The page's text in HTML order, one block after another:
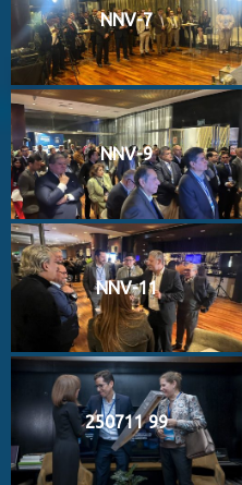
NNV-7
NNV-9
NNV-11
250711 99